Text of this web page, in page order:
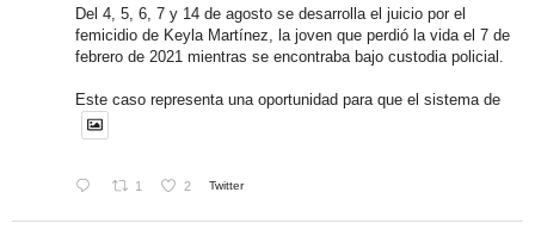
Del 4, 5, 6, 7 y 14 de agosto se desarrolla el juicio por el
femicidio de Keyla Martínez, la joven que perdió la vida el 7 de
febrero de 2021 mientras se encontraba bajo custodia policial.
Este caso representa una oportunidad para que el sistema de
1 2 Twitter